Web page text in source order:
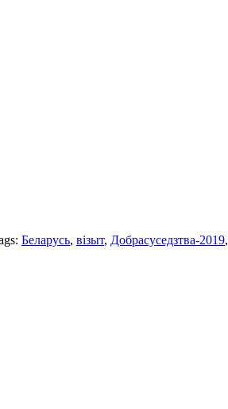
Беларусь, візыт, Добрасуседзтва-2019,